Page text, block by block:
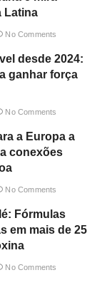
Latina
No Comments
desde 2024:
ganhar força
No Comments
a Europa a
conexões
No Comments
Fórmulas
em mais de 25
No Comments